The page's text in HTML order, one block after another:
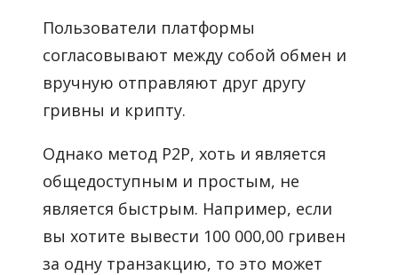
Пользователи платформы
согласовывают между собой обмен и
вручную отправляют друг другу
гривны и крипту.
Однако метод P2P, хоть и является
общедоступным и простым, не
является быстрым. Например, если
вы хотите вывести 100 000,00 гривен
за одну транзакцию, то это может